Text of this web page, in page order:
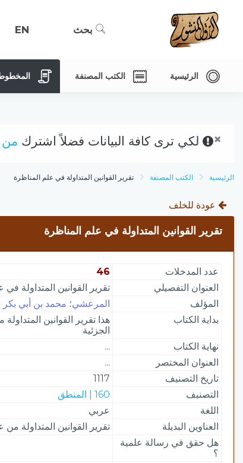
بحث EN
الرئيسية الكتب المصنفة
× لكي ترى كافة البيانات فضلاً اشترك من
الرئيسية الكتب المصنفة تقرير القوانين المتداولة في علم المناظرة
عودة للخلف
تقرير القوانين المتداولة في علم المناظرة
عدد المدخلات
46
العنوان التفصيلي
تقرير القوانين المتداولة
المؤلف
المرعشي؛ محمد بن أبي بكر
بداية الكتاب
هذا تقرير القوانين
الجزئية
نهاية الكتاب
...
العنوان المختصر
...
تاريخ التصنيف
1117
التصنيف
160 | المنطق
اللغة
عربي
العناوين البديلة
تقرير القوانين المتداولة
هل حقق في رسالة علمية
؟